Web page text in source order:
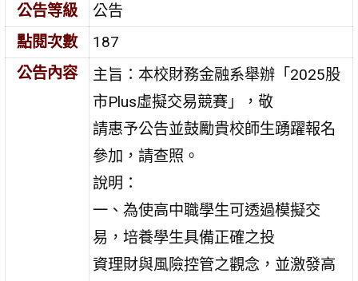
公告等級
公告
點閱次數
187
公告內容
主旨：本校財務金融系舉辦「2025股
市Plus虛擬交易競賽」，敬
請惠予公告並鼓勵貴校師生踴躍報名
參加，請查照。
說明：
一、為使高中職學生可透過模擬交
易，培養學生具備正確之投
資理財與風險控管之觀念，並激發高